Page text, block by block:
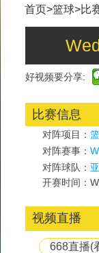
首页>篮球>比
好视频要分享:
比赛信息
对阵项目：
对阵赛事：
对阵球队：
开赛时间：
视频直播
668直播(